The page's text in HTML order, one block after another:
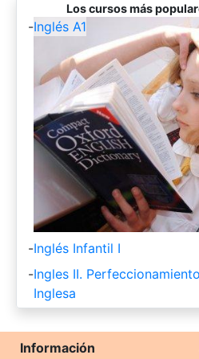
Los cursos más
-Inglés A1
-Inglés Infantil I
-Ingles II.
Inglesa
Información